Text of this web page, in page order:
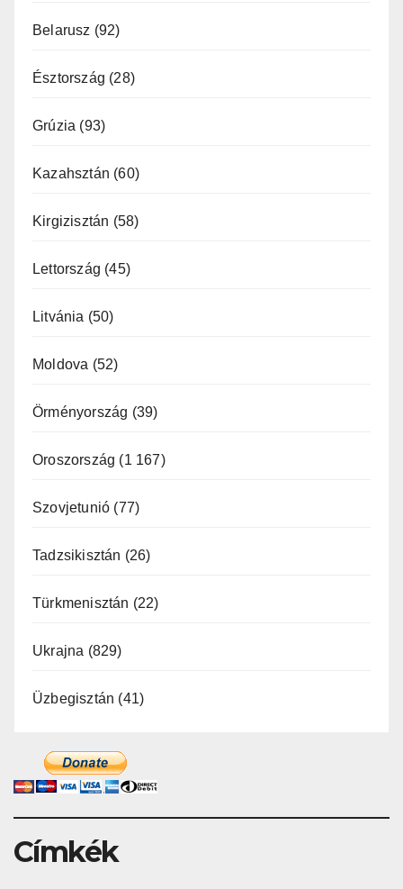
Belarusz (92)
Észtország (28)
Grúzia (93)
Kazahsztán (60)
Kirgizisztán (58)
Lettország (45)
Litvánia (50)
Moldova (52)
Örményország (39)
Oroszország (1 167)
Szovjetunió (77)
Tadzsikisztán (26)
Türkmenisztán (22)
Ukrajna (829)
Üzbegisztán (41)
Címkék